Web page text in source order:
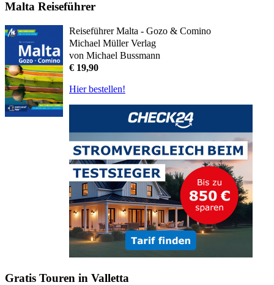
Malta Reiseführer
Reiseführer Malta - Gozo & Comino
Michael Müller Verlag
von Michael Bussmann
€ 19,90
Hier bestellen!
Gratis Touren in Valletta